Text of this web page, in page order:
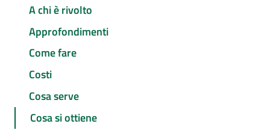
A chi è rivolto
Approfondimenti
Come fare
Costi
Cosa serve
Cosa si ottiene